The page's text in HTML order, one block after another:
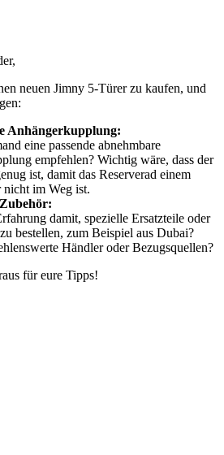
neuen Jimny 5-Türer zu kaufen, und
Anhängerkupplung:
eine passende abnehmbare
empfehlen? Wichtig wäre, dass der
ist, damit das Reserverad einem
nicht im Weg ist.
damit, spezielle Ersatzteile oder
bestellen, zum Beispiel aus Dubai?
Händler oder Bezugsquellen?
für eure Tipps!